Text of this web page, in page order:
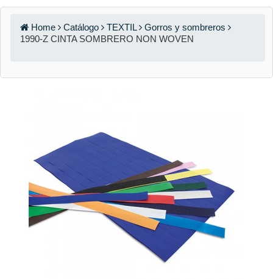
Home Catálogo TEXTIL
Gorros y sombreros
1990-Z CINTA SOMBRERO NON WOVEN